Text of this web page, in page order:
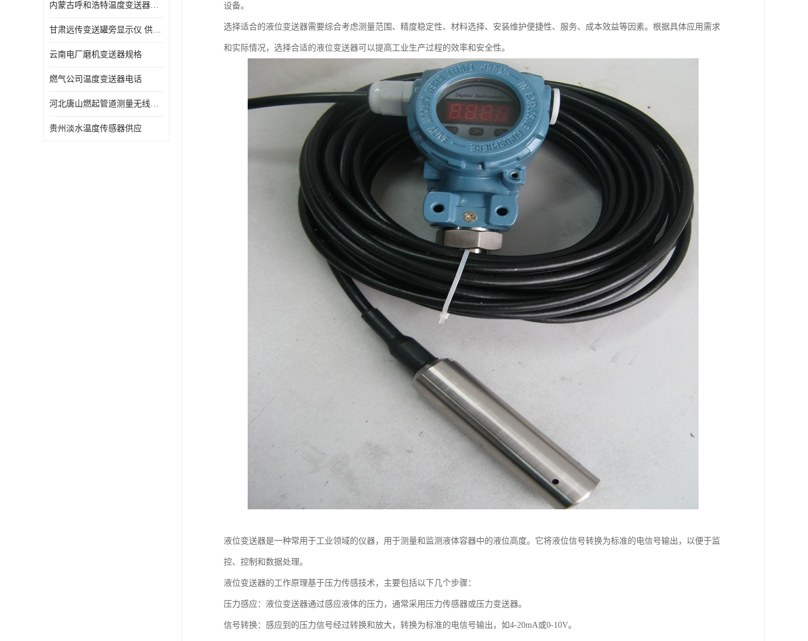
内蒙古呼和浩特温度变送器配套罐旁显示仪供应 性能稳定
甘肃远传变送罐旁显示仪 供应及时
云南电厂磨机变送器规格
燃气公司温度变送器电话
河北唐山燃起管道测量无线压力变送器型号 性能稳定
贵州淡水温度传感器供应
设备。
选择适合的液位变送器需要综合考虑测量范围、精度稳定性、材料选择、安装维护便捷性、服务、成本效益等因素。根据具体应用需求
和实际情况，选择合适的液位变送器可以提高工业生产过程的效率和安全性。
液位变送器是一种常用于工业领域的仪器，用于测量和监测液体容器中的液位高度。它将液位信号转换为标准的电信号输出，以便于监
控、控制和数据处理。
液位变送器的工作原理基于压力传感技术，主要包括以下几个步骤：
压力感应：液位变送器通过感应液体的压力，通常采用压力传感器或压力变送器。
信号转换：感应到的压力信号经过转换和放大，转换为标准的电信号输出，如4-20mA或0-10V。